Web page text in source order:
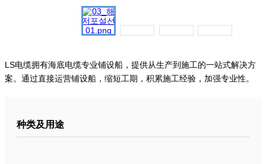
LS电缆拥有海底电缆专业铺设船，提供从生产到施工的一站式解决方
案。通过直接运营铺设船，缩短工期，积累施工经验，加强专业性。
种类及用途